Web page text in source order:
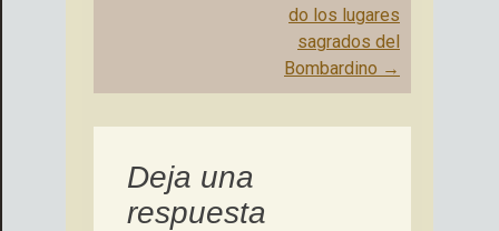
do los lugares
sagrados del
Bombardino →
Deja una
respuesta